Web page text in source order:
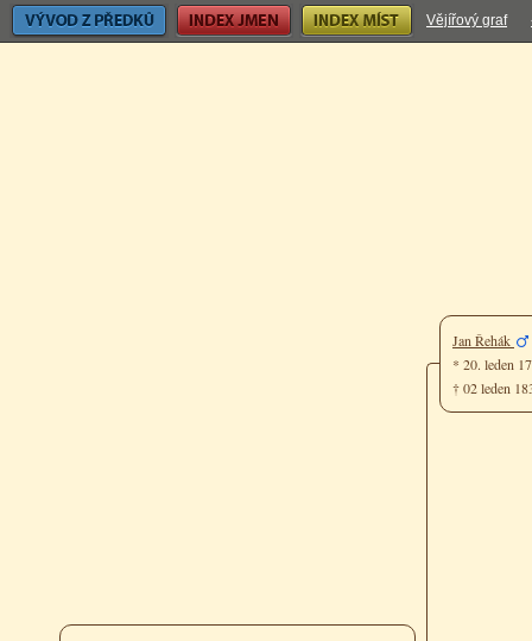
Vývod z předků Index jmen Index míst Vějířový graf
Jan Řehák
* 20. leden
† 02 leden